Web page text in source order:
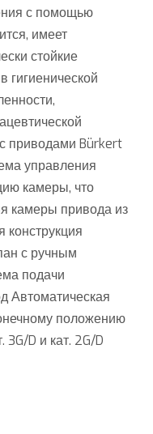
с помощью
имеет
стойкие
гигиенической
приводами Bürkert
управления
камеры, что
камеры привода из
с ручным
подачи
Автоматическая
положению
D и кат. 2G/D